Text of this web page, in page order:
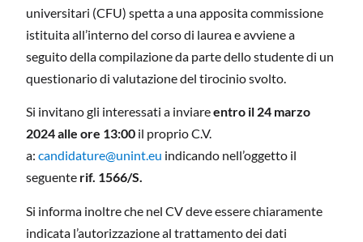
universitari (CFU) spetta a una apposita commissione
istituita all’interno del corso di laurea e avviene a
seguito della compilazione da parte dello studente di un
questionario di valutazione del tirocinio svolto.
Si invitano gli interessati a inviareentro il 24 marzo
2024 alle ore 13:00 il proprio C.V.
a: candidature@unint.eu indicando nell’oggetto il
seguente rif. 1566/S.
Si informa inoltre che nel CV deve essere chiaramente
indicata l’autorizzazione al trattamento dei dati